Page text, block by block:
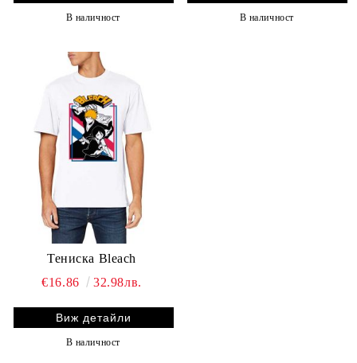
В наличност В наличност
Тениска Bleach
€16.86
32.98лв.
Виж детайли
В наличност